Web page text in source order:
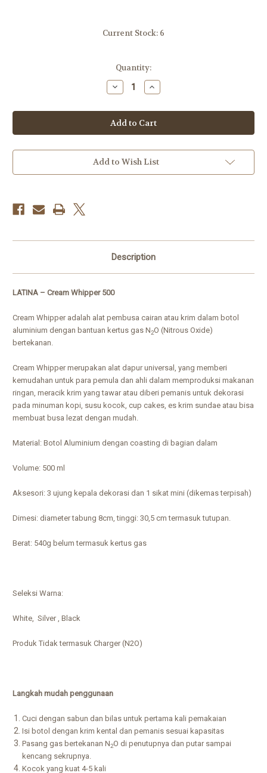
Current Stock: 6
Quantity:
Decrease
Quantity
Latina
Cream
Whipper
Dispenser
500ml
Silver/Putih/Hitam
Increase
Quantity
Latina
Cream
Whipper
Dispenser
500ml
Silver/Putih/Hitam
Add to Wish List
Description
LATINA – Cream Whipper 500
Cream Whipper adalah alat pembusa cairan atau krim dalam botol
aluminium dengan bantuan kertus gas N2O (Nitrous Oxide)
bertekanan.
Cream Whipper merupakan alat dapur universal, yang memberi
kemudahan untuk para pemula dan ahli dalam memproduksi makanan
ringan, meracik krim yang tawar atau diberi pemanis untuk dekorasi
pada minuman kopi, susu kocok, cup cakes, es krim sundae atau bisa
membuat busa lezat dengan mudah.
Material: Botol Aluminium dengan coasting di bagian dalam
Volume: 500 ml
Aksesori: 3 ujung kepala dekorasi dan 1 sikat mini (dikemas terpisah)
Dimesi: diameter tabung 8cm, tinggi: 30,5 cm termasuk tutupan.
Berat: 540g belum termasuk kertus gas
Seleksi Warna:
White, Silver , Black
Produk Tidak termasuk Charger (N2O)
Langkah mudah penggunaan
Cuci dengan sabun dan bilas untuk pertama kali pemakaian
Isi botol dengan krim kental dan pemanis sesuai kapasitas
Pasang gas bertekanan N2O di penutupnya dan putar sampai
kencang sekrupnya.
Kocok yang kuat 4-5 kali